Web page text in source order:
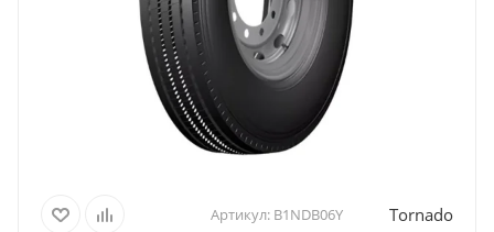
Артикул: B1NDB06Y Tornado